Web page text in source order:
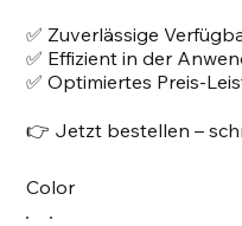
✅ Zuverlässige
✅ Effizient in der
✅ Optimiertes Preis-
👉 Jetzt bestellen –
Color